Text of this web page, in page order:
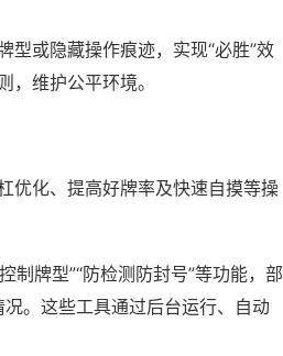
型或隐藏操作痕迹，实现“必胜”效
维护公平环境。
优化、提高好牌率及快速自摸等操
制牌型”“防检测防封号”等功能，部
况。这些工具通过后台运行、自动